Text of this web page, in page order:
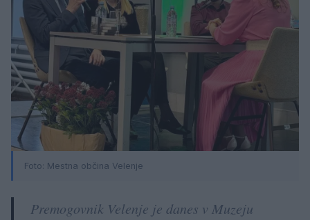
Foto: Mestna občina Velenje
Premogovnik Velenje je danes v Muzeju